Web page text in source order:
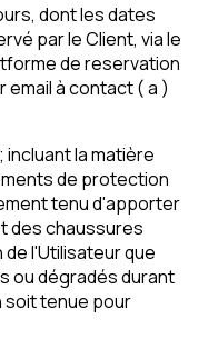
dont les dates
par le Client, via le
de reservation
à contact ( a )
la matière
de protection
tenu d'apporter
des chaussures
l'Utilisateur que
ou dégradés durant
soit tenue pour